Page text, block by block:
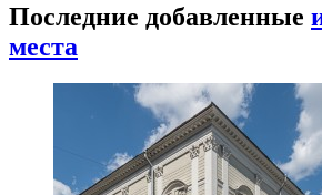
Последние добавленные
места